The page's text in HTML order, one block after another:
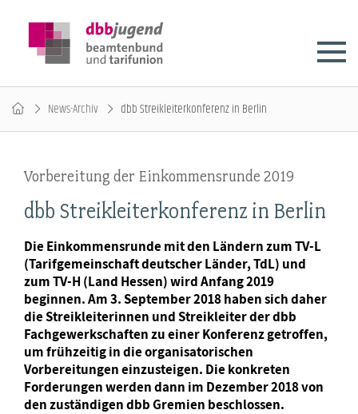
News-Archiv dbb Streikleiterkonferenz in Berlin
Vorbereitung der Einkommensrunde 2019
dbb Streikleiterkonferenz in Berlin
Die Einkommensrunde mit den Ländern zum TV-L
(Tarifgemeinschaft deutscher Länder, TdL) und
zum TV-H (Land Hessen) wird Anfang 2019
beginnen. Am 3. September 2018 haben sich daher
die Streikleiterinnen und Streikleiter der dbb
Fachgewerkschaften zu einer Konferenz getroffen,
um frühzeitig in die organisatorischen
Vorbereitungen einzusteigen. Die konkreten
Forderungen werden dann im Dezember 2018 von
den zuständigen dbb Gremien beschlossen.